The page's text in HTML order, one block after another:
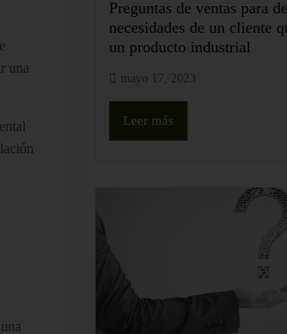
una
Preguntas de ventas para
necesidades de un cliente
un producto industrial
mayo 17, 2023
Leer más